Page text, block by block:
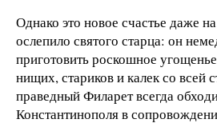
Однако это новое счастье даже
ослепило святого старца: он
приготовить роскошное
нищих, стариков и калек со всей
праведный Филарет всегда
Константинополя в